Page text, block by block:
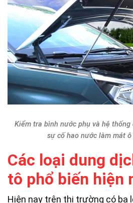
Kiểm tra bình nước phụ và hệ
sự cố hao nước làm mát
Các loại dung
tô phổ biến hiện
Hiện nay trên thị trường có ba